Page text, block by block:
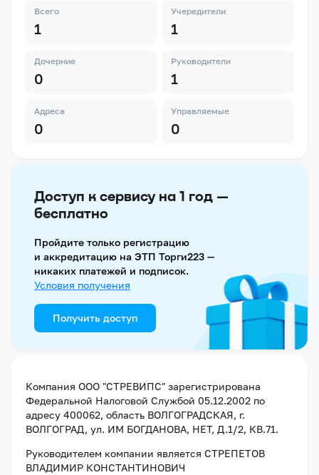
Всего
1
Учередители
1
Дочерние
0
Руководители
1
Адреса
0
Управляемые
0
Доступ к сервису на 1 год —
бесплатно
Пройдите только регистрацию
и аккредитацию на ЭТП Торги223 —
никаких платежей и подписок.
Условия получения
Получить доступ
Компания ООО "СТРЕВИПС" зарегистрирована
Федеральной Налоговой Службой 05.12.2002 по
адресу 400062, область ВОЛГОГРАДСКАЯ, г.
ВОЛГОГРАД, ул. ИМ БОГДАНОВА, НЕТ, Д.1/2, КВ.71.
Руководителем компании является СТРЕПЕТОВ
ВЛАДИМИР КОНСТАНТИНОВИЧ